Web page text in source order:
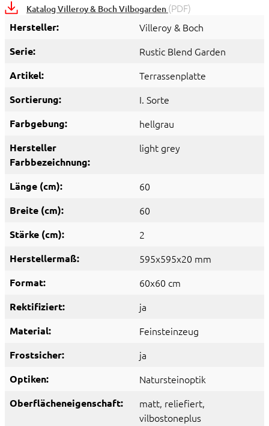
Katalog Villeroy & Boch Vilbogarden (PDF)
Hersteller: Villeroy & Boch
Serie: Rustic Blend Garden
Artikel: Terrassenplatte
Sortierung: I. Sorte
Farbgebung: hellgrau
Hersteller
Farbbezeichnung:
light grey
Länge (cm): 60
Breite (cm): 60
Stärke (cm): 2
Herstellermaß: 595x595x20 mm
Format: 60x60 cm
Rektifiziert: ja
Material: Feinsteinzeug
Frostsicher: ja
Optiken: Natursteinoptik
Oberflächeneigenschaft: matt, reliefiert,
vilbostoneplus